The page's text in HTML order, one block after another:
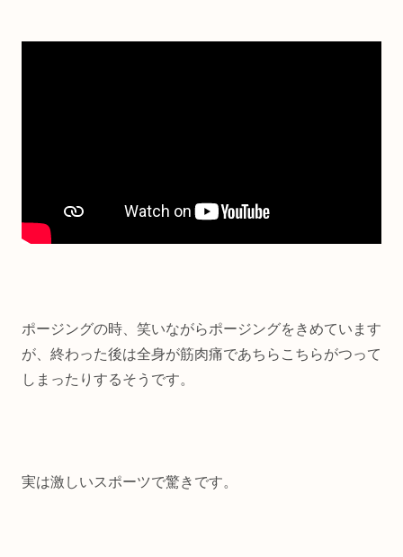
ポージングの時、笑いながらポージングをきめています
が、終わった後は全身が筋肉痛であちらこちらがつって
しまったりするそうです。
実は激しいスポーツで驚きです。